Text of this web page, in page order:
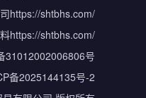
https://shtbhs.com/
https://shtbhs.com/
31012002006806号
备2025144135号-2